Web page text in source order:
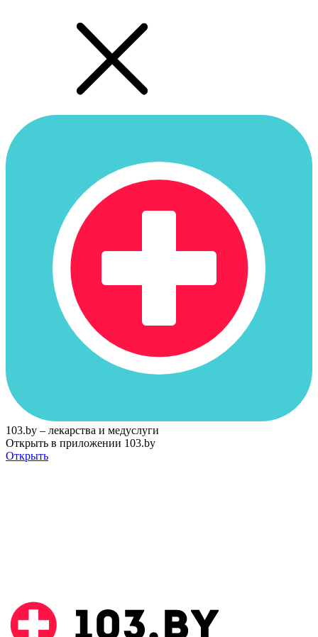
103.by – лекарства и медуслуги
Открыть в приложении 103.by
Открыть